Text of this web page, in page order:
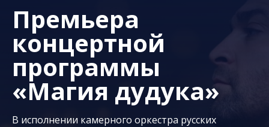
Премьера
концертной
программы
«Магия дудука»
В исполнении камерного оркестра русских